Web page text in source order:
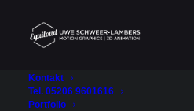
Kontakt
Tel. 05206 9601616
Portfolio